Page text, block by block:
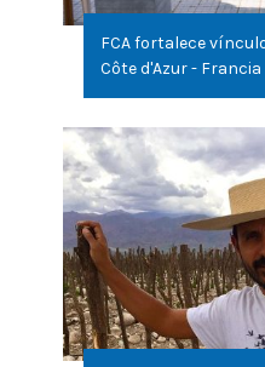
FCA fortalece
Côte d'Azur - Francia